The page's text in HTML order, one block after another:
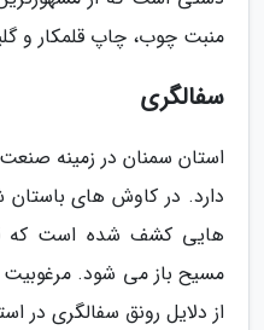
منبت چوب، چاپ قلمکار و
سفالگری
استان سمنان در زمینه
دارد. در کاوش های باستان
هایی کشف شده است که
مسیح باز می شود. مرغوبیت
از دلایل رونق سفالگری در